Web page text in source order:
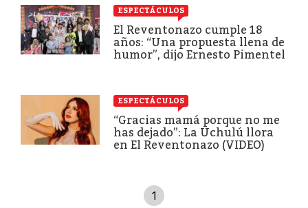
ESPECTÁCULOS
El Reventonazo cumple 18
años: “Una propuesta llena de
humor”, dijo Ernesto Pimentel
ESPECTÁCULOS
“Gracias mamá porque no me
has dejado”: La Uchulú llora
en El Reventonazo (VIDEO)
1